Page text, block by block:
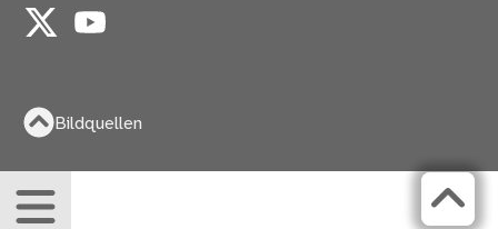
X YouTube
Bildquellen
Menü